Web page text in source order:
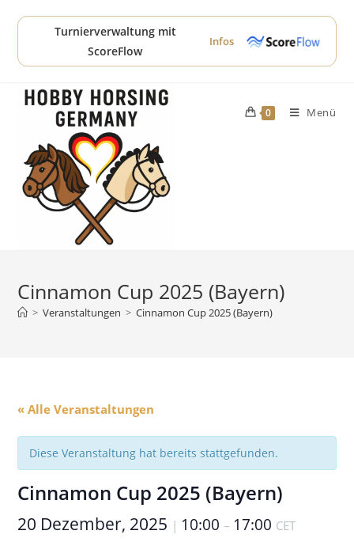
Inhalt
Turnierverwaltung mit
ScoreFlow
Infos
0 Menü
Cinnamon Cup 2025 (Bayern)
> Veranstaltungen > Cinnamon Cup 2025 (Bayern)
« Alle Veranstaltungen
Diese Veranstaltung hat bereits stattgefunden.
Cinnamon Cup 2025 (Bayern)
20 Dezember, 2025 | 10:00– 17:00 CET